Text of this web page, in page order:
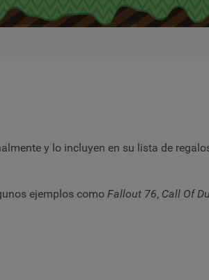
y lo incluyen en su lista de
ejemplos como Fallout 76, Call Of